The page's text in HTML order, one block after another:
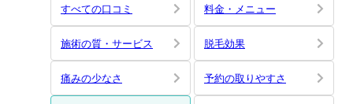
すべての口コミ 料金・メニュー
施術の質・サービス 脱毛効果
痛みの少なさ 予約の取りやすさ